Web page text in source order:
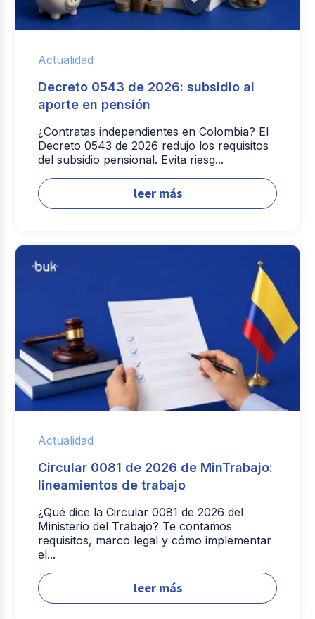
Actualidad
Decreto 0543 de 2026: subsidio al
aporte en pensión
¿Contratas independientes en Colombia? El
Decreto 0543 de 2026 redujo los requisitos
del subsidio pensional. Evita riesg...
leer más
Actualidad
Circular 0081 de 2026 de MinTrabajo:
lineamientos de trabajo
¿Qué dice la Circular 0081 de 2026 del
Ministerio del Trabajo? Te contamos
requisitos, marco legal y cómo implementar
el...
leer más